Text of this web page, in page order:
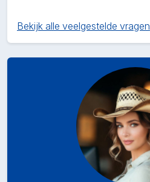
Bekijk alle veelgestelde vragen